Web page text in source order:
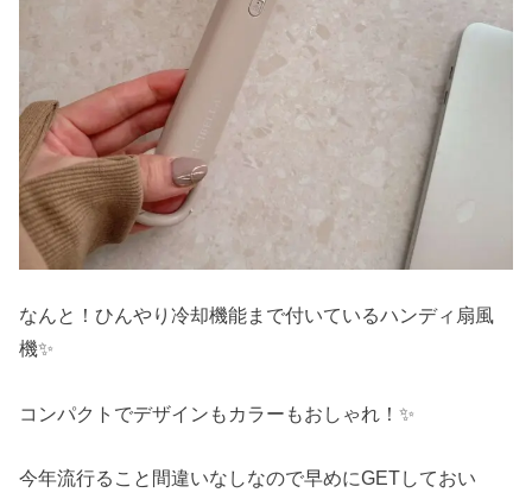
なんと！ひんやり冷却機能まで付いているハンディ扇風
機✨
コンパクトでデザインもカラーもおしゃれ！✨
今年流行ること間違いなしなので早めにGETしておい